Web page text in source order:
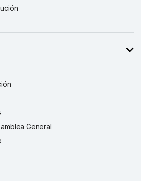
General